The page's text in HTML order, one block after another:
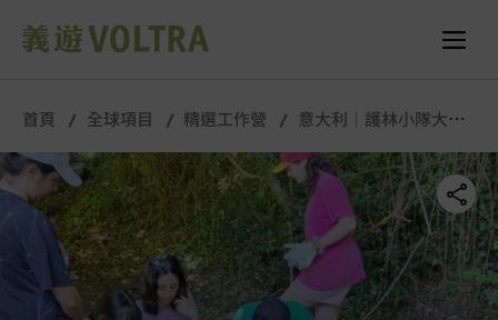
首頁 全球項目 精選工作營
意大利｜護林小隊大冒
舉行城市/地點 (只供參考)